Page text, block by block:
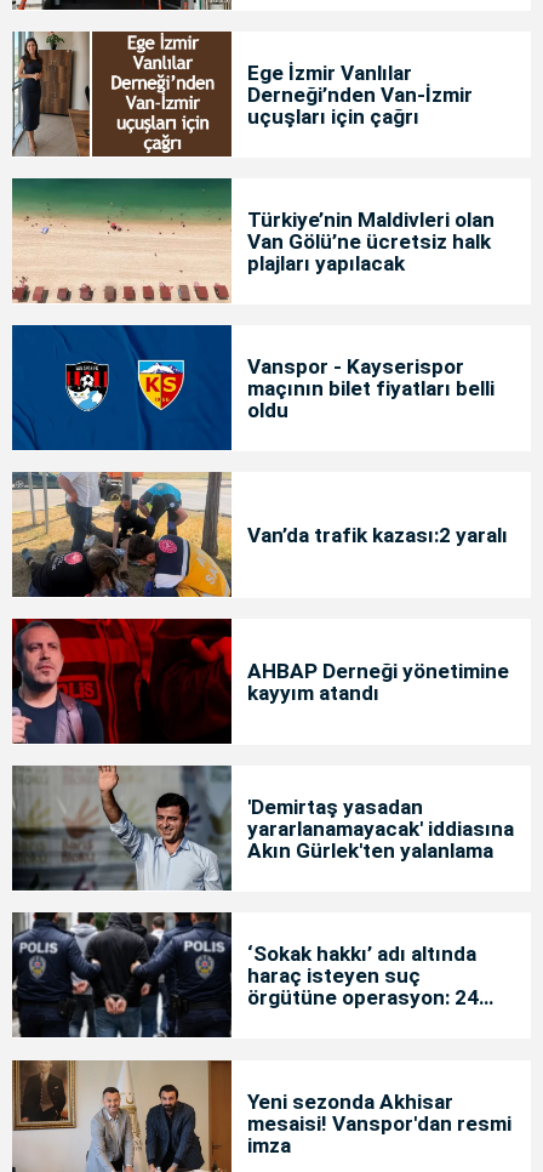
Ege İzmir Vanlılar
Derneği’nden Van-İzmir
uçuşları için çağrı
Türkiye’nin Maldivleri olan
Van Gölü’ne ücretsiz halk
plajları yapılacak
Vanspor - Kayserispor
maçının bilet fiyatları belli
oldu
Van’da trafik kazası:2 yaralı
AHBAP Derneği yönetimine
kayyım atandı
'Demirtaş yasadan
yararlanamayacak' iddiasına
Akın Gürlek'ten yalanlama
‘Sokak hakkı’ adı altında
haraç isteyen suç
örgütüne operasyon: 24
Yeni sezonda Akhisar
mesaisi! Vanspor'dan resmi
imza